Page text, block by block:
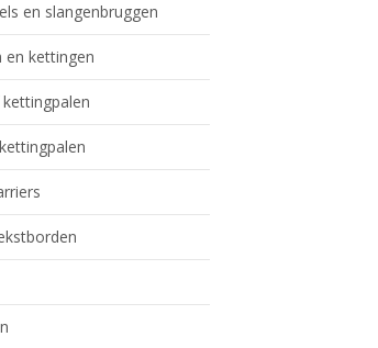
en slangenbruggen
en kettingen